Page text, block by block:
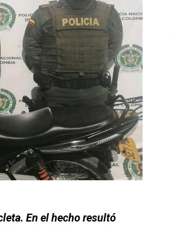
En el hecho resultó